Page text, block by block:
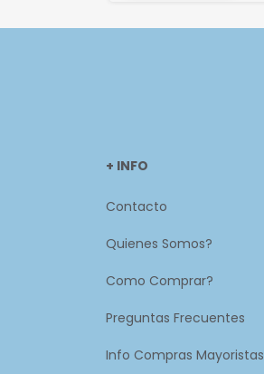
+ INFO
Contacto
Quienes Somos?
Como Comprar?
Preguntas Frecuentes
Info Compras Mayoristas